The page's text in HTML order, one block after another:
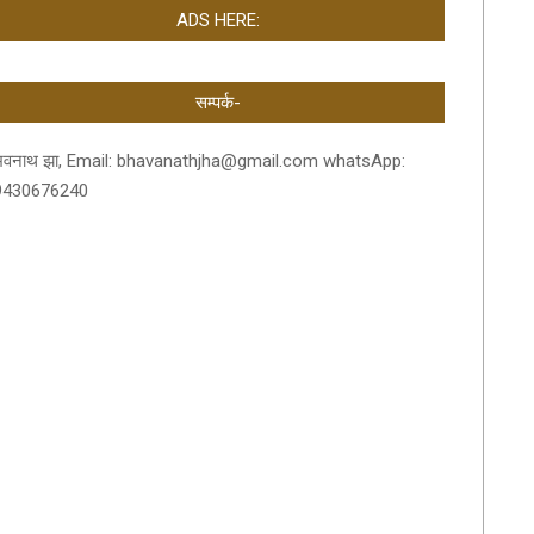
ADS HERE:
सम्पर्क-
झा, Email: bhavanathjha@gmail.com whatsApp: